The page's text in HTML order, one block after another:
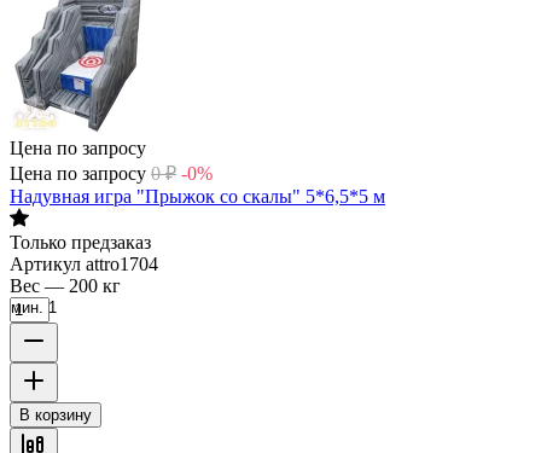
Цена по запросу
Цена по запросу 0 ₽ -0%
Надувная игра "Прыжок со скалы" 5*6,5*5 м
Только предзаказ
Артикул attro1704
Вес — 200 кг
мин. 1
В корзину